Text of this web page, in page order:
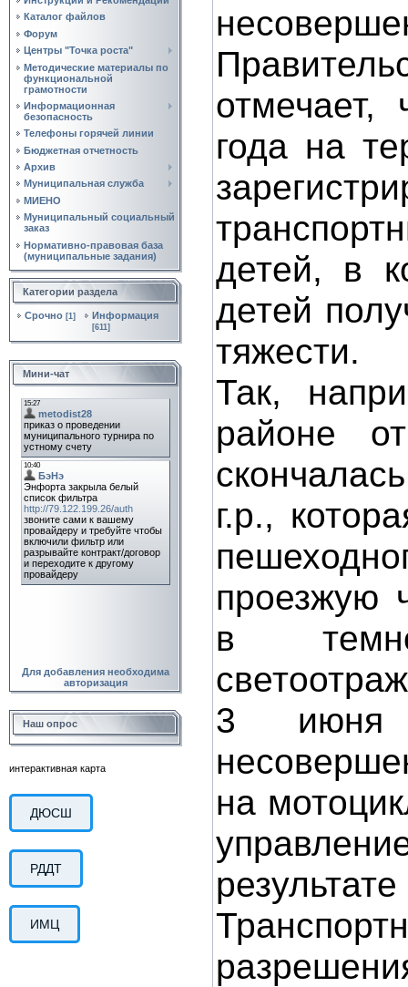
Каталог файлов
Форум
Центры "Точка роста"
Методические материалы по
функциональной
грамотности
Информационная
безопасность
Телефоны горячей линии
Бюджетная отчетность
Архив
Муниципальная служба
МИЕНО
Муниципальный социальный
заказ
Нормативно‑правовая база
(муниципальные задания)
Категории раздела
Срочно [1] Информация
[611]
Мини-чат
Для добавления необходима
авторизация
Наш опрос
интерактивная карта
ДЮСШ
РДДТ
ИМЦ
года на
детей, в
детей
тяжести.
Так,
районе
г.р.,
проезжую
в
3 июня
на